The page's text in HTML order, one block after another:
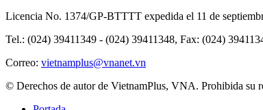
Licencia No. 1374/GP-BTTTT expedida el 11 de
Tel.: (024) 39411349 - (024) 39411348, Fax: (024)
Correo: vietnamplus@vnanet.vn
© Derechos de autor de VietnamPlus, VNA. Prohibida su